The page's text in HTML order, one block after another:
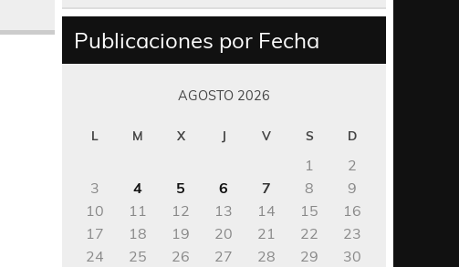
Publicaciones por Fecha
AGOSTO 2026
L M X J V S D
1
2
3
4 5 6 7 8
9
10
11 12 13 14 15
16
17
18 19 20 21 22
23
24
25 26 27 28 29
30